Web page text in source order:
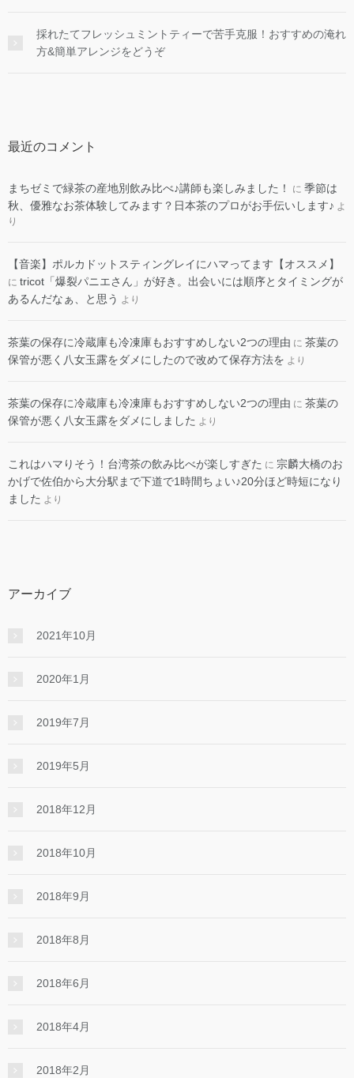
採れたてフレッシュミントティーで苦手克服！おすすめの淹れ
方&簡単アレンジをどうぞ
最近のコメント
まちゼミで緑茶の産地別飲み比べ♪講師も楽しみました！ に 季節は
秋、優雅なお茶体験してみます？日本茶のプロがお手伝いします♪ よ
り
​【音楽】ポルカドットスティングレイにハマってます【オススメ】
に tricot「爆裂パニエさん」が好き。出会いには順序とタイミングが
あるんだなぁ、と思う より
茶葉の保存に冷蔵庫も冷凍庫もおすすめしない2つの理由 に 茶葉の
保管が悪く八女玉露をダメにしたので改めて保存方法を より
茶葉の保存に冷蔵庫も冷凍庫もおすすめしない2つの理由 に 茶葉の
保管が悪く八女玉露をダメにしました より
これはハマりそう！台湾茶の飲み比べが楽しすぎた に 宗麟大橋のお
かげで佐伯から大分駅まで下道で1時間ちょい♪20分ほど時短になり
ました より
アーカイブ
2021年10月
2020年1月
2019年7月
2019年5月
2018年12月
2018年10月
2018年9月
2018年8月
2018年6月
2018年4月
2018年2月